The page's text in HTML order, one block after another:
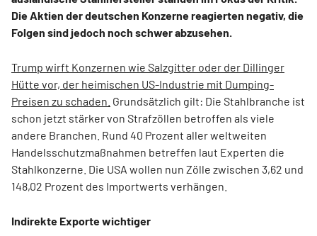
Die Aktien der deutschen Konzerne reagierten negativ, die
Folgen sind jedoch noch schwer abzusehen.
Trump wirft Konzernen wie Salzgitter oder der Dillinger
Hütte vor, der heimischen US-Industrie mit Dumping-
Preisen zu schaden. Grundsätzlich gilt: Die Stahlbranche ist
schon jetzt stärker von Strafzöllen betroffen als viele
andere Branchen. Rund 40 Prozent aller weltweiten
Handelsschutzmaßnahmen betreffen laut Experten die
Stahlkonzerne. Die USA wollen nun Zölle zwischen 3,62 und
148,02 Prozent des Importwerts verhängen.
Indirekte Exporte wichtiger